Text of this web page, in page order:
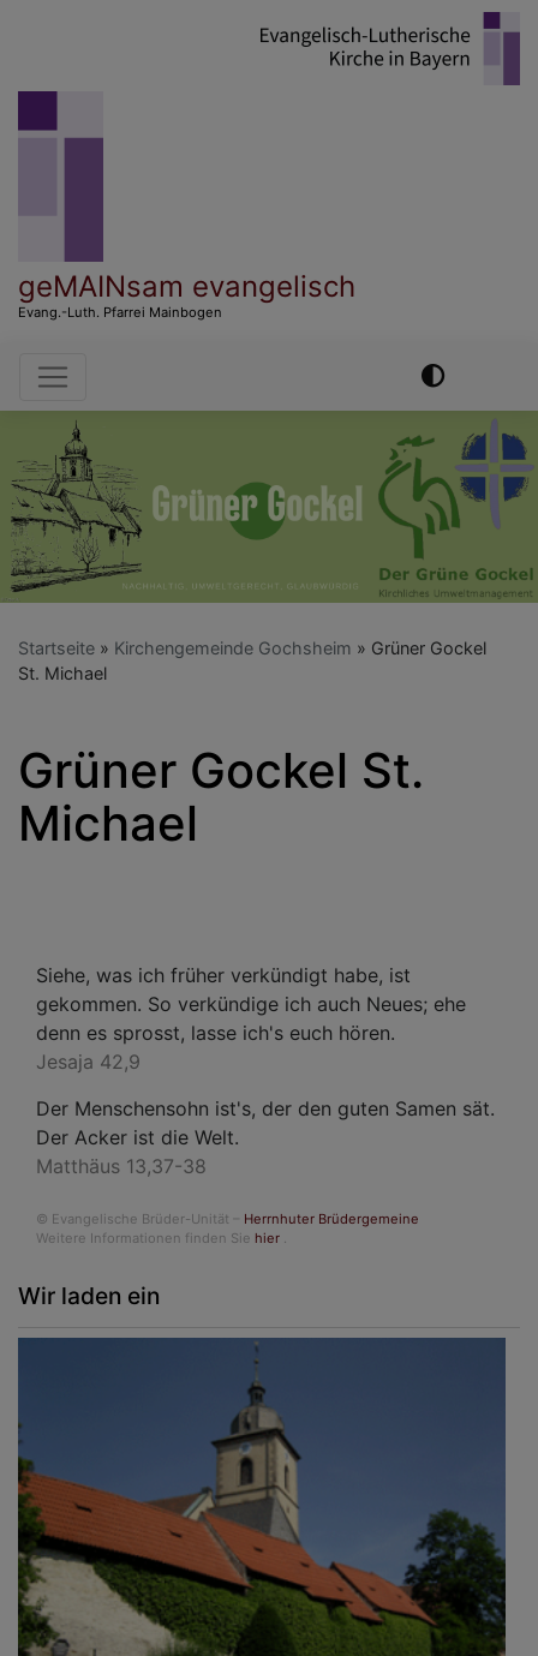
geMAINsam evangelisch
Evang.-Luth. Pfarrei Mainbogen
Hauptnavigation
Startseite Kirchengemeinde Gochsheim
Grüner Gockel
St. Michael
Grüner Gockel St.
Michael
Siehe, was ich früher verkündigt habe, ist
gekommen. So verkündige ich auch Neues; ehe
denn es sprosst, lasse ich's euch hören.
Jesaja 42,9
Der Menschensohn ist's, der den guten Samen sät.
Der Acker ist die Welt.
Matthäus 13,37-38
© Evangelische Brüder-Unität – Herrnhuter Brüdergemeine
Weitere Informationen finden Sie hier
Wir laden ein